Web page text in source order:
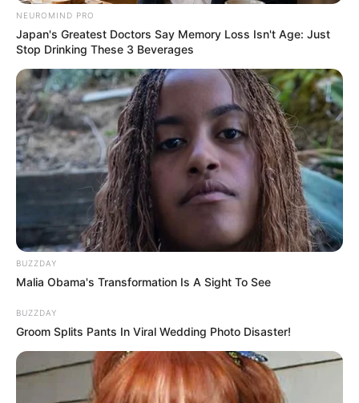
Langka Banget! 10 Pose Lucu
Katak yang Bikin Ketawa
Gemes
Ambyar! 10 Kalimat Baper
Pakai Bahasa Jawa Ini Bikin
Galau Abis
NEUROMIND PRO
Japan's Greatest Doctors Say Memory Loss Isn't Age: Just
Stop Drinking These 3 Beverages
BUZZDAY
Malia Obama's Transformation Is A Sight To See
BUZZDAY
Groom Splits Pants In Viral Wedding Photo Disaster!